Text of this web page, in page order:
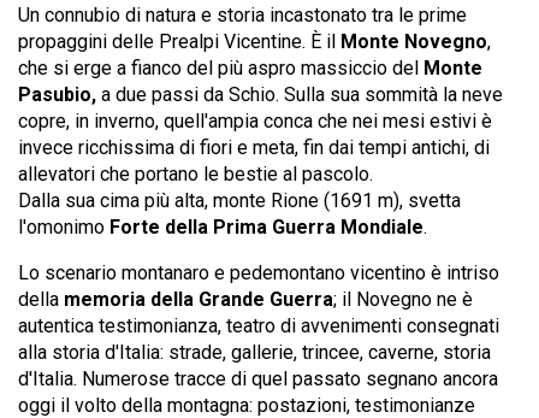
Un connubio di natura e storia incastonato tra le prime
propaggini delle Prealpi Vicentine. È il Monte Novegno,
che si erge a fianco del più aspro massiccio del Monte
Pasubio, a due passi da Schio. Sulla sua sommità la neve
copre, in inverno, quell'ampia conca che nei mesi estivi è
invece ricchissima di fiori e meta, fin dai tempi antichi, di
allevatori che portano le bestie al pascolo.
Dalla sua cima più alta, monte Rione (1691 m), svetta
l'omonimo Forte della Prima Guerra Mondiale.
Lo scenario montanaro e pedemontano vicentino è intriso
della memoria della Grande Guerra; il Novegno ne è
autentica testimonianza, teatro di avvenimenti consegnati
alla storia d'Italia: strade, gallerie, trincee, caverne, storia
d'Italia. Numerose tracce di quel passato segnano ancora
oggi il volto della montagna: postazioni, testimonianze